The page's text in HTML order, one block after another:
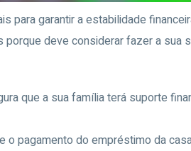
para garantir a estabilidade
deve considerar fazer a sua
que a sua família terá suporte
o pagamento do empréstimo da